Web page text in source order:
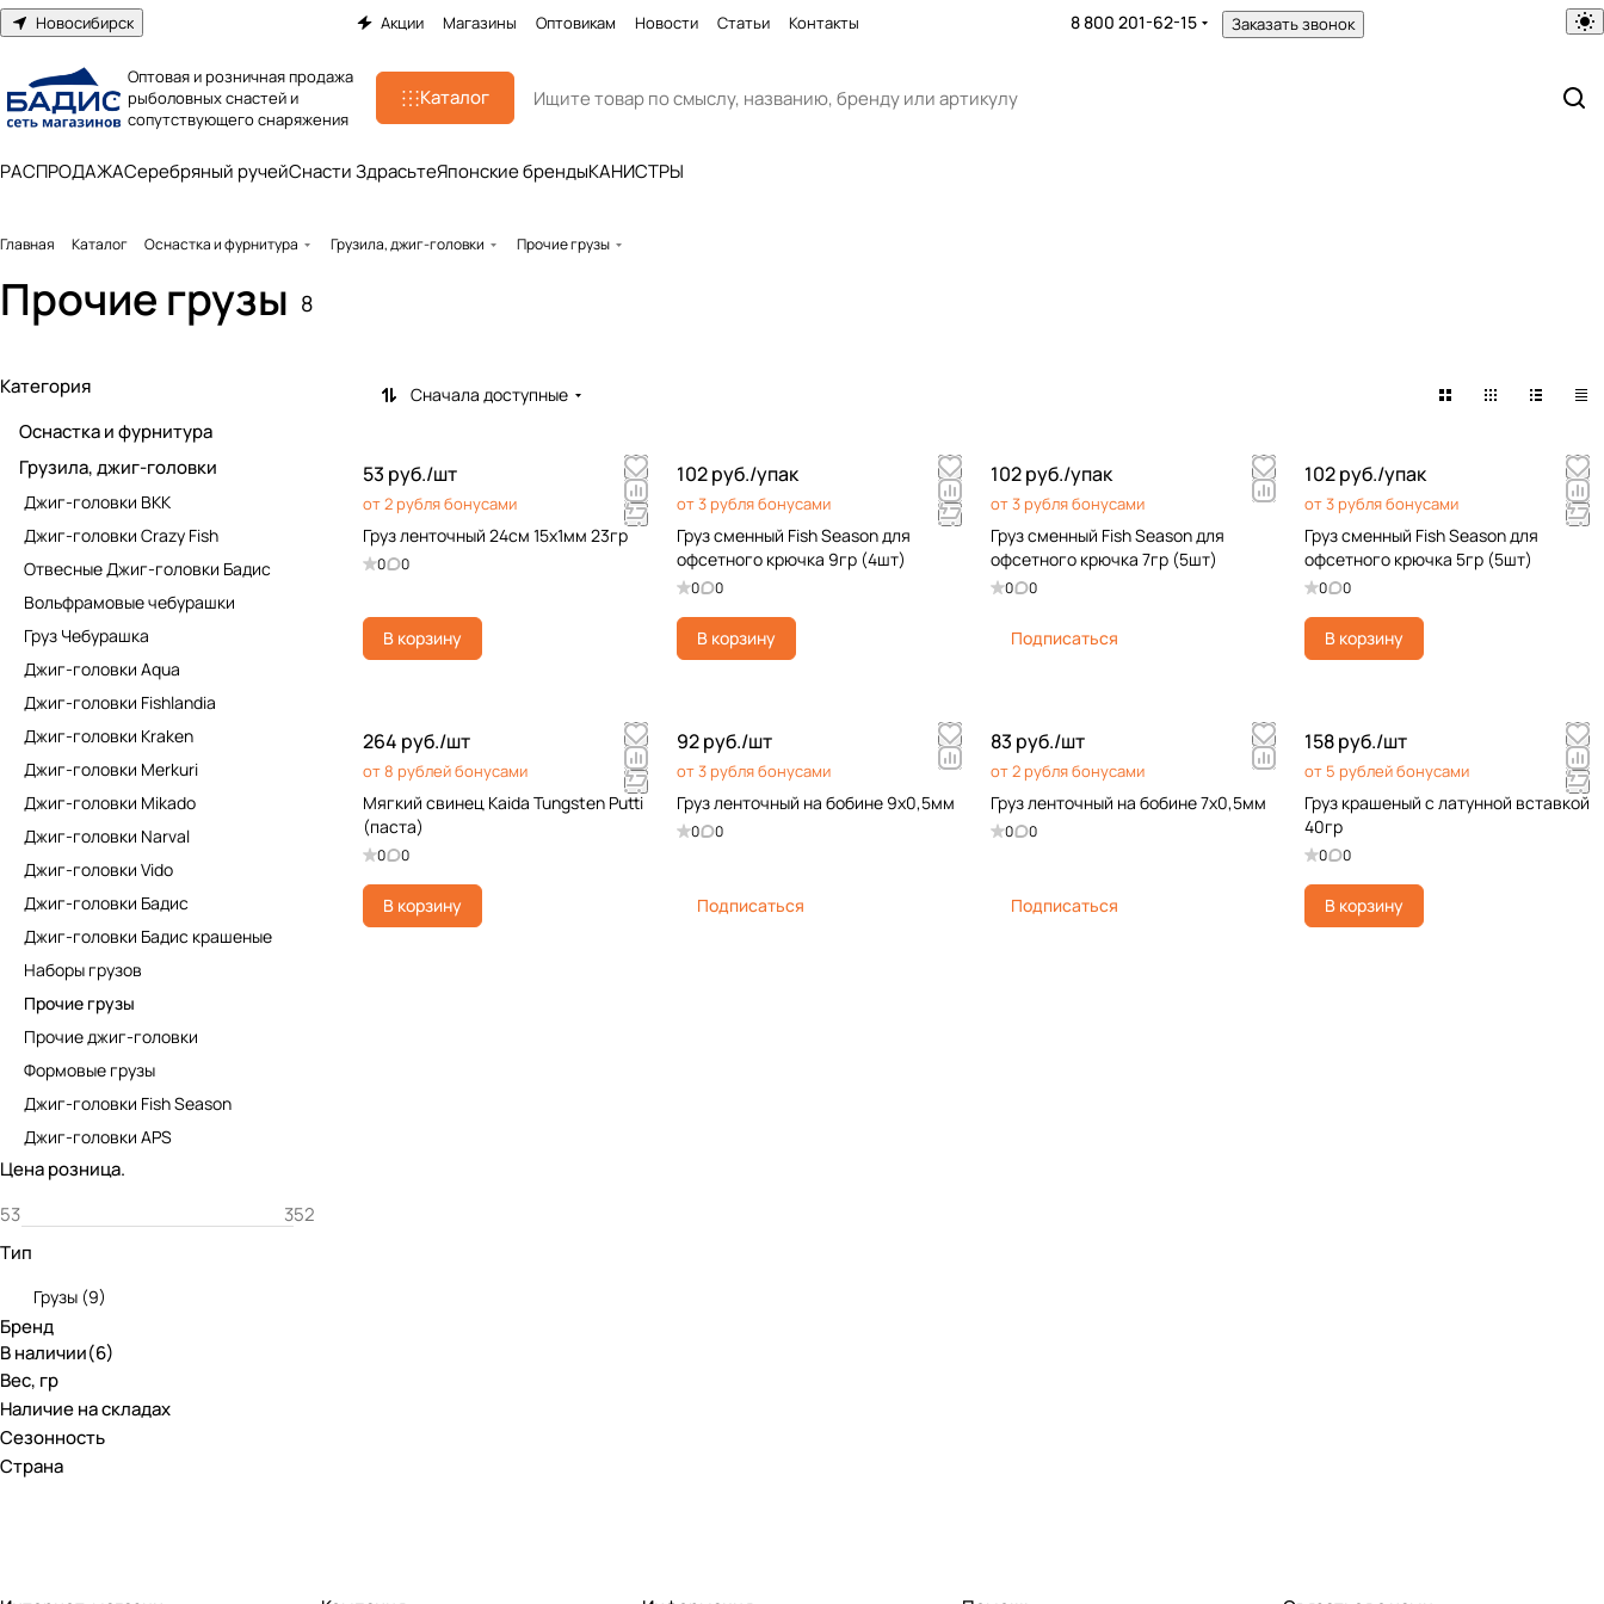
Новосибирск Акции Магазины Оптовикам Новости Статьи Контакты 8 800 201-62-15 Заказать звонок
Оптовая и розничная продажа
рыболовных снастей и
сопутствующего снаряжения
Каталог
РАСПРОДАЖАСеребряный ручейСнасти ЗдрасьтеЯпонские брендыКАНИСТРЫ
Главная Каталог Оснастка и фурнитура Грузила, джиг-головки Прочие грузы
Прочие грузы 8
Сначала доступные
53 руб./шт
от 2 рубля бонусами
Груз ленточный 24см 15х1мм 23гр
0 0
В корзину
102 руб./упак
от 3 рубля бонусами
Груз сменный Fish Season для
офсетного крючка 9гр (4шт)
0 0
В корзину
102 руб./упак
от 3 рубля бонусами
Груз сменный Fish Season для
офсетного крючка 7гр (5шт)
0 0
Подписаться
102 руб./упак
от 3 рубля бонусами
Груз сменный Fish Season для
офсетного крючка 5гр (5шт)
0 0
В корзину
264 руб./шт
от 8 рублей бонусами
Мягкий свинец Kaida Tungsten Putti
(паста)
0 0
В корзину
92 руб./шт
от 3 рубля бонусами
Груз ленточный на бобине 9х0,5мм
0 0
Подписаться
83 руб./шт
от 2 рубля бонусами
Груз ленточный на бобине 7х0,5мм
0 0
Подписаться
158 руб./шт
от 5 рублей бонусами
Груз крашеный с латунной вставкой
40гр
0 0
В корзину
Категория
Оснастка и фурнитура
Грузила, джиг-головки
Джиг-головки BKK
Джиг-головки Crazy Fish
Отвесные Джиг-головки Бадис
Вольфрамовые чебурашки
Груз Чебурашка
Джиг-головки Aqua
Джиг-головки Fishlandia
Джиг-головки Kraken
Джиг-головки Merkuri
Джиг-головки Mikado
Джиг-головки Narval
Джиг-головки Vido
Джиг-головки Бадис
Джиг-головки Бадис крашеные
Наборы грузов
Прочие грузы
Прочие джиг-головки
Формовые грузы
Джиг-головки Fish Season
Джиг-головки APS
Цена розница.
Тип
Грузы (9)
Бренд
В наличии(6)
Вес, гр
Наличие на складах
Сезонность
Страна